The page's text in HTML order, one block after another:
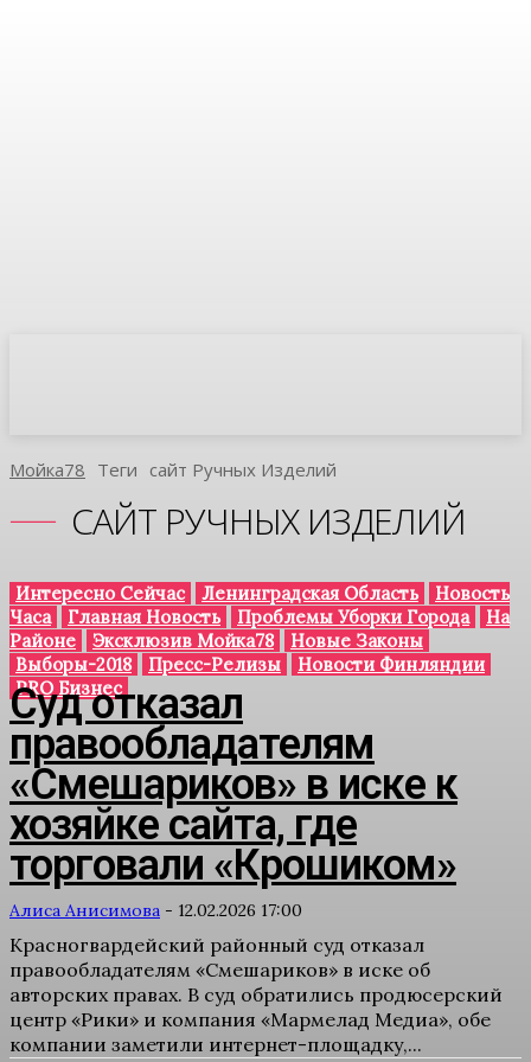
Мойка78 Теги Сайт Ручных Изделий
САЙТ РУЧНЫХ ИЗДЕЛИЙ
Интересно Сейчас Ленинградская Область
Новость
Часа
Главная Новость Проблемы Уборки Города
На
Районе
Эксклюзив Мойка78
Новые Законы
Выборы-2018
Пресс-Релизы
Новости Финляндии
PRO Бизнес
Суд отказал
правообладателям
«Смешариков» в иске к
хозяйке сайта, где
торговали «Крошиком»
Алиса Анисимова - 12.02.2026 17:00
Красногвардейский районный суд отказал
правообладателям «Смешариков» в иске об
авторских правах. В суд обратились продюсерский
центр «Рики» и компания «Мармелад Медиа», обе
компании заметили интернет-площадку,...